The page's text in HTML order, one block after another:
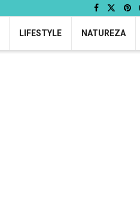
LIFESTYLE NATUREZA